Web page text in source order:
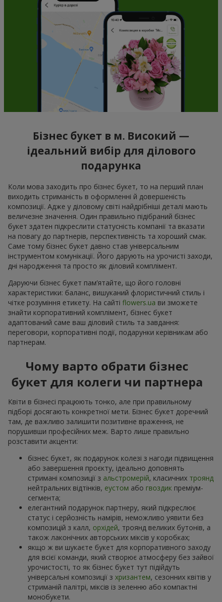
Бізнес букет в м. Високий —
ідеальний вибір для ділового
подарунка
Коли мова заходить про бізнес букет, то на перший план
виходить стриманість в оформленні й довершеність
композиції. Адже у діловому світі найдрібніші деталі мають
величезне значення. Один правильно підібраний бізнес
букет здатен підкреслити статусність компанії та вказати
на повагу до партнерів, перспективність та хороший смак.
Саме тому бізнес букет давно став універсальним
інструментом комунікації. Його дарують на урочисті заходи,
дні народження та просто як діловий комплімент.
Даруючи бізнес букет пам’ятайте, що його головні
характеристики: баланс, вишуканий флористичний стиль і
чітке розуміння етикету. На сайті flowers.ua ви зможете
знайти корпоративний комплімент, бізнес букет
адаптований саме ваш діловий стиль та завдання:
переговори, корпоративні події, подарунки керівникам або
партнерам.
Чому варто обрати бізнес
букет для колеги чи партнера
Квіти в бізнесі працюють тонко, але при правильному
підборі досягають конкретної мети. Бізнес букет доречний
там, де важливо залишити позитивне враження, не
порушивши професійних меж. Варто лише правильно
розставити акценти:
бізнес букет, як подарунок колезі з нагоди підвищення
або завершення проєкту, ідеально доповнять
стримані композиції з альстромерій, класичних троянд
нейтральних відтінків, еустом або гвоздик преміум-
сегмента;
елегантний подарунок партнеру, який підкреслює
статус і серйозність намірів, неможливо уявити без
композицій з калл, орхідей, троянд великих бутонів, а
також лаконічних авторських міксів у коробках;
якщо ж ви шукаєте букет для корпоративного заходу
для всієї команди, який створює атмосферу без зайвої
урочистості, то як бізнес букет тут підійдуть
універсальні композиції з хризантем, сезонних квітів у
стриманій палітрі, міксів із зеленню або компактні
монобукети.